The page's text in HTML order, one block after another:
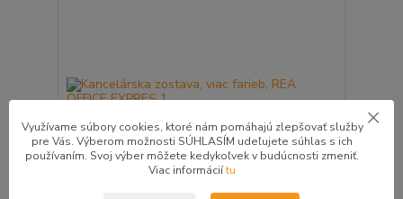
Využívame súbory cookies, ktoré nám pomáhajú zlepšovať služby
pre Vás. Výberom možnosti SÚHLASÍM udeľujete súhlas s ich
používaním. Svoj výber môžete kedykoľvek v budúcnosti zmeniť.
Viac informáciítu